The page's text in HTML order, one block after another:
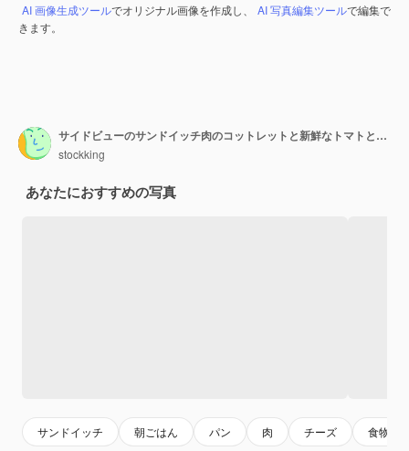
AI 画像生成ツールでオリジナル画像を作成し、 AI 写真編集ツールで編集で
きます。
サイドビューのサンドイッチ肉のコットレットと新鮮なトマトと板の上にいたキュウリの白いパン
stockking
あなたにおすすめの写真
サンドイッチ 朝ごはん パン 肉 チーズ 食物